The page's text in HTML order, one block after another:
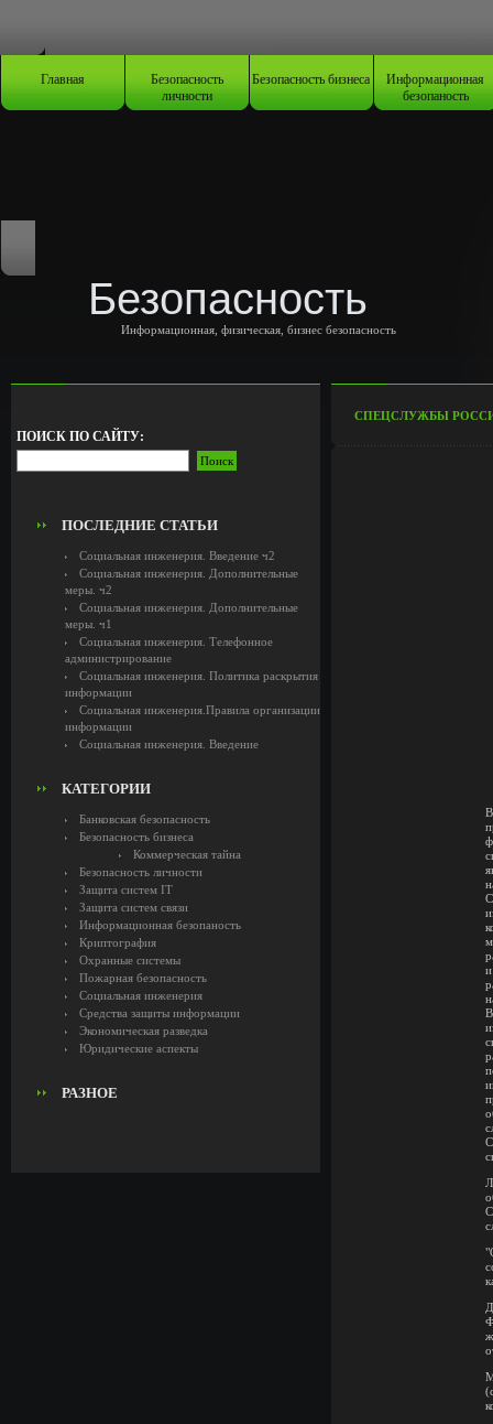
Главная Безопасность
личности
Безопасность бизнеса Информационная
безопаность
Безопасность
Информационная, физическая, бизнес безопасность
ПОИСК ПО САЙТУ:
ПОСЛЕДНИЕ СТАТЬИ
Социальная инженерия. Введение ч2
Социальная инженерия. Дополнительные
меры. ч2
Социальная инженерия. Дополнительные
меры. ч1
Социальная инженерия. Телефонное
администрирование
Социальная инженерия. Политика раскрытия
информации
Социальная инженерия.Правила организации
информации
Социальная инженерия. Введение
КАТЕГОРИИ
Банковская безопасность
Безопасность бизнеса
Коммерческая тайна
Безопасность личности
Защита систем IT
Защита систем связи
Информационная безопаность
Криптография
Охранные системы
Пожарная безопасность
Социальная инженерия
Средства защиты информации
Экономическая разведка
Юридические аспекты
РАЗНОЕ
СПЕЦСЛУЖБЫ